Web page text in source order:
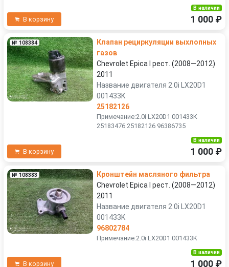
В корзину
В наличии
1 000 ₽
№ 108384
Клапан рециркуляции выхлопных
газов
Chevrolet Epica I рест. (2008—2012)
2011
Название двигателя 2.0i LX20D1
001433K
25182126
Примечание:2.0i LX20D1 001433K
25183476 25182126 96386735
В корзину
В наличии
1 000 ₽
№ 108383
Кронштейн масляного фильтра
Chevrolet Epica I рест. (2008—2012)
2011
Название двигателя 2.0i LX20D1
001433K
96802784
Примечание:2.0i LX20D1 001433K
В корзину
В наличии
1 000 ₽